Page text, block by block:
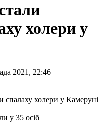
холери у
2021, 22:46
у 35 осіб